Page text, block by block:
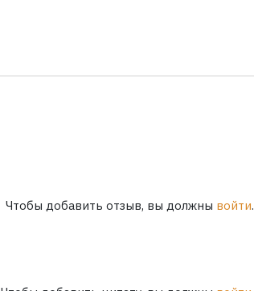
Чтобы добавить отзыв, вы должны войти.